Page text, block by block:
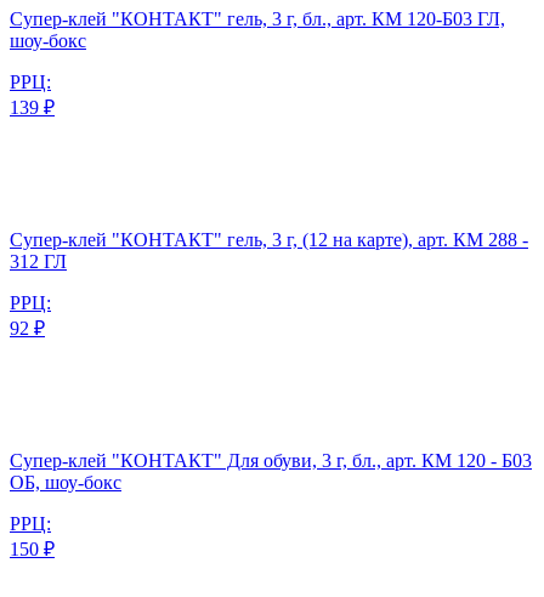
Супер-клей "КОНТАКТ" гель, 3 г, бл., арт. КМ 120-Б03 ГЛ,
шоу-бокс
РРЦ:
139 ₽
Супер-клей "КОНТАКТ" гель, 3 г, (12 на карте), арт. КМ 288 -
312 ГЛ
РРЦ:
92 ₽
Супер-клей "КОНТАКТ" Для обуви, 3 г, бл., арт. КМ 120 - Б03
ОБ, шоу-бокс
РРЦ:
150 ₽